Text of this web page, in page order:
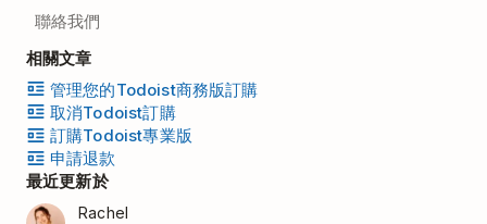
聯絡我們
相關文章
管理您的Todoist商務版訂購
取消Todoist訂購
訂購Todoist專業版
申請退款
最近更新於
Rachel